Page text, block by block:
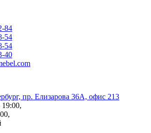
84
54
54
40
пр. Елизарова 36А, офис 213